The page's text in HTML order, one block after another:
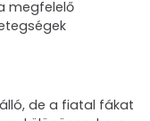
megfelelő
de a fiatal fákat